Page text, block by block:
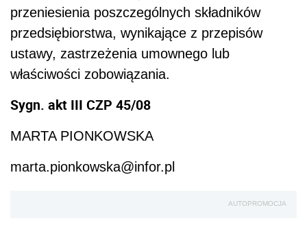
przeniesienia poszczególnych składników
przedsiębiorstwa, wynikające z przepisów
ustawy, zastrzeżenia umownego lub
właściwości zobowiązania.
Sygn. akt III CZP 45/08
MARTA PIONKOWSKA
marta.pionkowska@infor.pl
AUTOPROMOCJA